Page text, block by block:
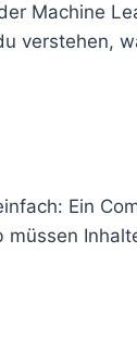
Machine
verstehen,
Ein
müssen